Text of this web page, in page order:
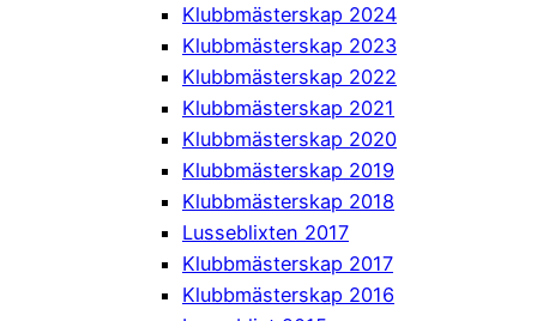
Klubbmästerskap 2024
Klubbmästerskap 2023
Klubbmästerskap 2022
Klubbmästerskap 2021
Klubbmästerskap 2020
Klubbmästerskap 2019
Klubbmästerskap 2018
Lusseblixten 2017
Klubbmästerskap 2017
Klubbmästerskap 2016